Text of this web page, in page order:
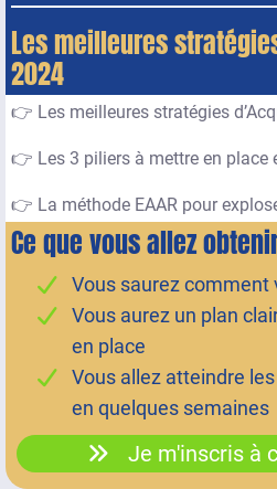
Les meilleures
2024
👉 Les meilleures stratégies
👉 Les 3 piliers à mettre en place
👉 La méthode EAAR pour
Ce que vous allez
Vous saurez comment
Vous aurez un plan
en place
Vous allez atteindre
en quelques semaines
Je m'inscris à